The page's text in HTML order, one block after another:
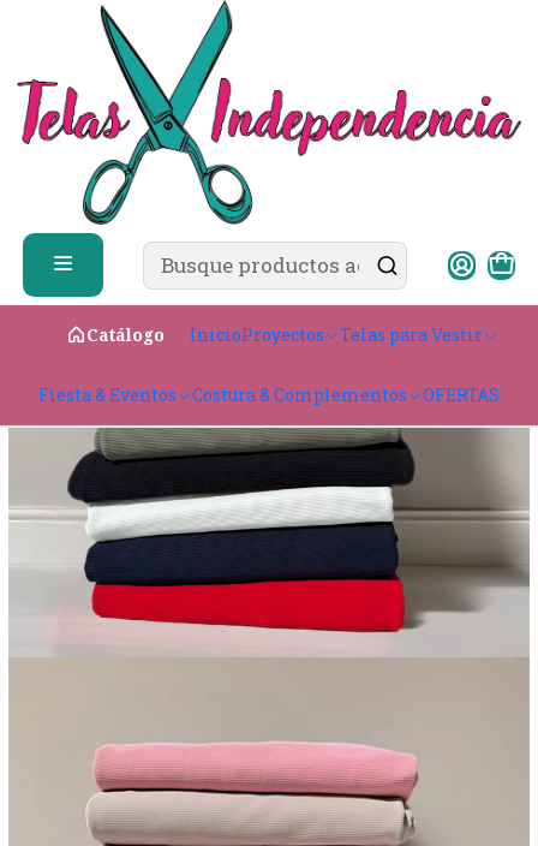
Catálogo InicioProyectos Telas para Vestir
Fiesta & Eventos Costura & Complementos OFERTAS
✨ ¿Cómo comprar?
Telas para Vestir
Canuton Mini